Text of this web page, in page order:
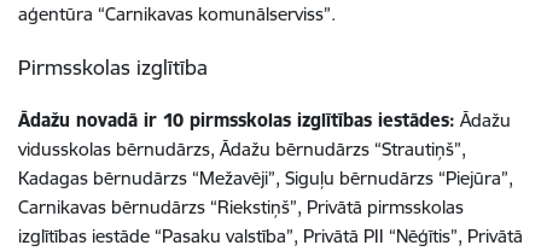
aģentūra “Carnikavas komunālserviss”.
Pirmsskolas izglītība
Ādažu novadā ir 10 pirmsskolas izglītības iestādes: Ādažu
vidusskolas bērnudārzs, Ādažu bērnudārzs “Strautiņš”,
Kadagas bērnudārzs “Mežavēji”, Siguļu bērnudārzs “Piejūra”,
Carnikavas bērnudārzs “Riekstiņš”, Privātā pirmsskolas
izglītības iestāde “Pasaku valstība”, Privātā PII “Nēģītis”, Privātā